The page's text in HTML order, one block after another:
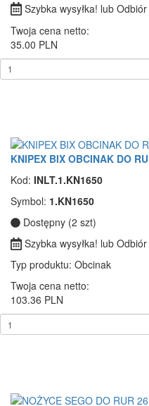
Szybka wysyłka! lub
Twoja cena netto:
35.00 PLN
KNIPEX BIX OBCINAK DO
Kod: INLT.1.KN1650
Symbol: 1.KN1650
Dostępny (2 szt)
Szybka wysyłka! lub
Typ produktu: Obcinak
Twoja cena netto:
103.36 PLN